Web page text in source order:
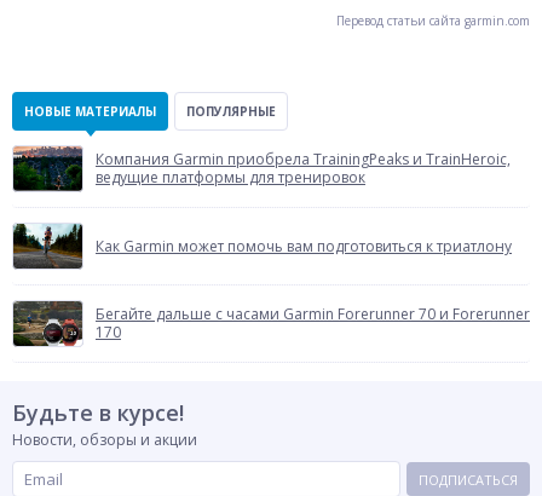
Перевод статьи сайта garmin.com
НОВЫЕ МАТЕРИАЛЫ ПОПУЛЯРНЫЕ
Компания Garmin приобрела TrainingPeaks и TrainHeroic,
ведущие платформы для тренировок
Как Garmin может помочь вам подготовиться к триатлону
Бегайте дальше с часами Garmin Forerunner 70 и Forerunner
170
Будьте в курсе!
Новости, обзоры и акции
ПОДПИСАТЬСЯ